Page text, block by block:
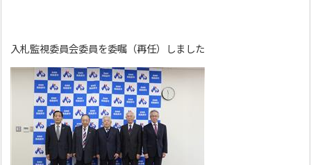
入札監視委員会委員を委嘱（再任）しました